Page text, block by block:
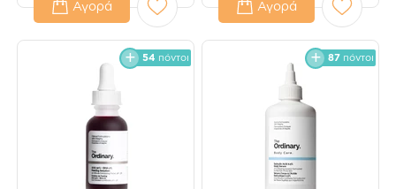
Αγορά Αγορά
54 πόντοι 87 πόντοι